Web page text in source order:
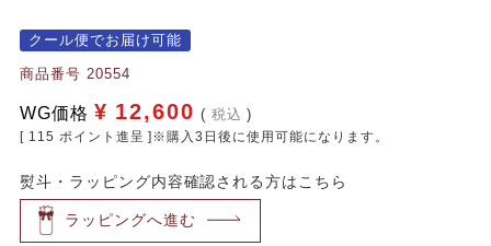
クール便でお届け可能
商品番号 20554
WG価格 ¥ 12,600 税込
[ 115 ポイント進呈 ]※購入3日後に使用可能になります。
熨斗・ラッピング内容確認される方はこちら
ラッピングへ進む